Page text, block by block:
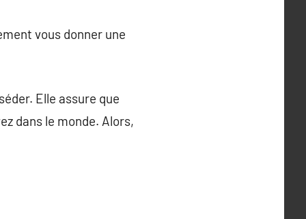
vous donner une
Elle assure que
dans le monde. Alors,